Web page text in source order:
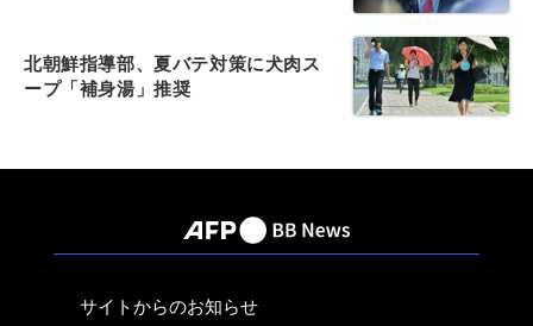
北朝鮮指導部、夏バテ対策に犬肉ス
ープ「補身湯」推奨
サイトからのお知らせ